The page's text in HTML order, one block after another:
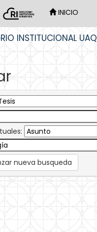
INICIO
INSTITUCIONAL UAQ
nueva busqueda